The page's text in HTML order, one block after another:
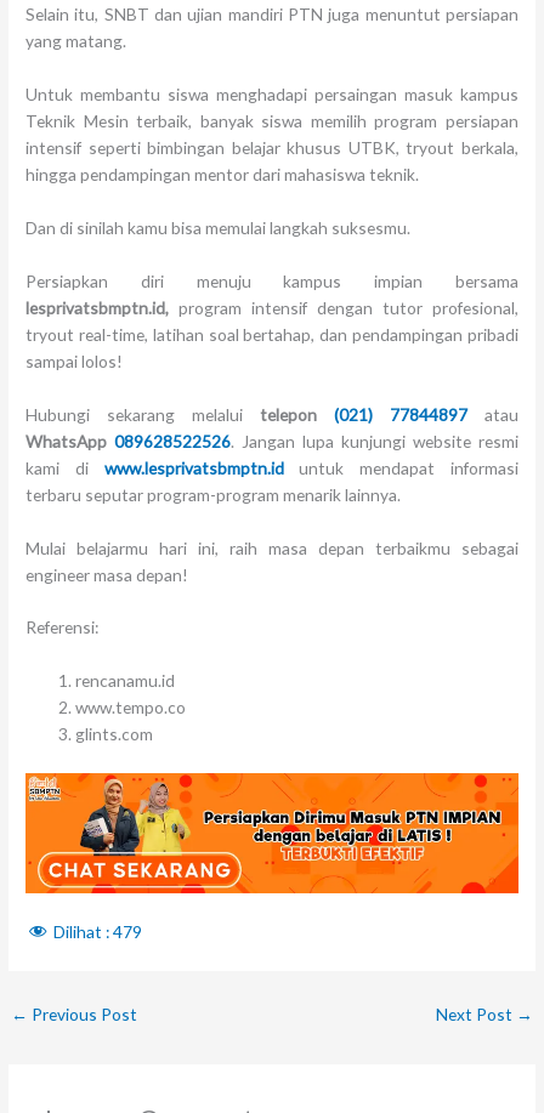
Selain itu, SNBT dan ujian mandiri PTN juga menuntut persiapan
yang matang.
Untuk membantu siswa menghadapi persaingan masuk kampus
Teknik Mesin terbaik, banyak siswa memilih program persiapan
intensif seperti bimbingan belajar khusus UTBK, tryout berkala,
hingga pendampingan mentor dari mahasiswa teknik.
Dan di sinilah kamu bisa memulai langkah suksesmu.
Persiapkan diri menuju kampus impian bersama
lesprivatsbmptn.id,program intensif dengan tutor profesional,
tryout real-time, latihan soal bertahap, dan pendampingan pribadi
sampai lolos!
Hubungi sekarang melalui telepon (021) 77844897atau
WhatsApp 089628522526. Jangan lupa kunjungi website resmi
kami di www.lesprivatsbmptn.id
untuk mendapat informasi
terbaru seputar program-program menarik lainnya.
Mulai belajarmu hari ini, raih masa depan terbaikmu sebagai
engineer masa depan!
Referensi:
rencanamu.id
www.tempo.co
glints.com
Dilihat :479
← Previous Post Next Post →